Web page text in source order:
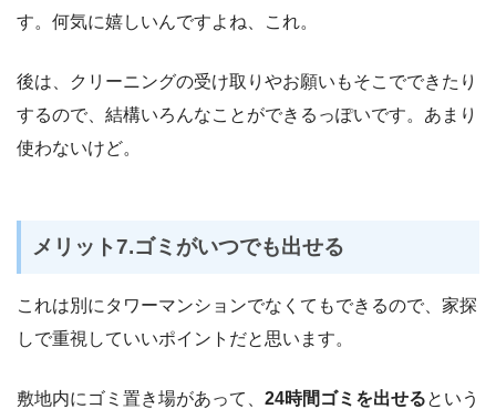
す。何気に嬉しいんですよね、これ。
後は、クリーニングの受け取りやお願いもそこでできたり
するので、結構いろんなことができるっぽいです。あまり
使わないけど。
メリット7.ゴミがいつでも出せる
これは別にタワーマンションでなくてもできるので、家探
しで重視していいポイントだと思います。
敷地内にゴミ置き場があって、 24時間ゴミを出せるという